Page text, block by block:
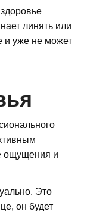
линять или
и уже не может
ощущения и
Это
он будет